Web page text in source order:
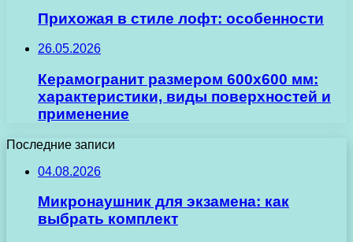
Прихожая в стиле лофт: особенности
26.05.2026
Керамогранит размером 600х600 мм:
характеристики, виды поверхностей и
применение
Последние записи
04.08.2026
Микронаушник для экзамена: как
выбрать комплект